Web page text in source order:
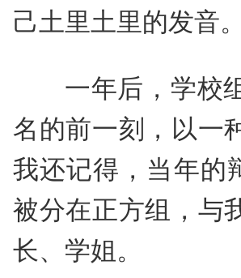
己土里土里的发音。
一年后，学校
名的前一刻，以一
我还记得，当年的
被分在正方组，与
长、学姐。